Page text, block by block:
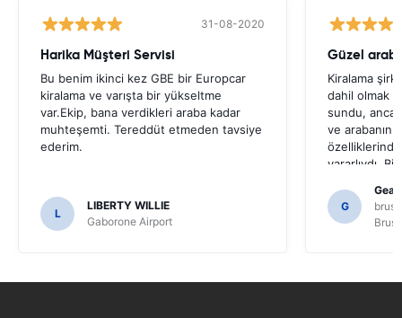
31-08-2020
Harika Müşteri Servisi
Bu benim ikinci kez GBE bir Europcar
kiralama ve varışta bir yükseltme
var.Ekip, bana verdikleri araba kadar
muhteşemti. Tereddüt etmeden tavsiye
ederim.
L
LIBERTY WILLIE
Gaborone Airport
Kiralama
dahil olmak
sundu, ancak
ve arabanın
yararlıydı.
yalnızca
anlamamış
G